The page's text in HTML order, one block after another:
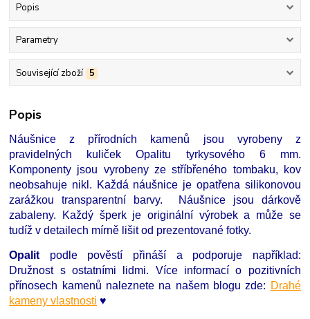
Popis
Parametry
Související zboží 5
Popis
Náušnice z přírodních kamenů jsou vyrobeny z
pravidelných kuliček Opalitu tyrkysového 6 mm.
Komponenty jsou vyrobeny ze stříbřeného tombaku, kov
neobsahuje nikl. Každá náušnice je opatřena silikonovou
zarážkou transparentní barvy. Náušnice jsou dárkově
zabaleny. Každý šperk je originální výrobek a může se
tudíž v detailech mírně lišit od prezentované fotky.
Opalit podle pověstí přináší a podporuje například:
Družnost s ostatními lidmi. Více informací o pozitivních
přínosech kamenů naleznete na našem blogu zde: Drahé
kameny vlastnosti ♥